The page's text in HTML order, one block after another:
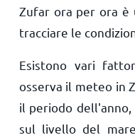
Zufar ora per ora è
tracciare le
Esistono vari
osserva il meteo in
il periodo
sul livello del